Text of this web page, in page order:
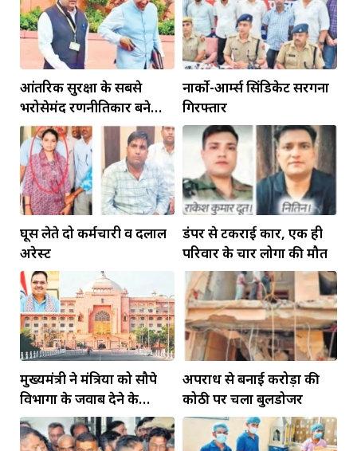
आंतरिक सुरक्षा के सबसे
भरोसेमंद रणनीतिकार बने
रहेंगे गोविंद मोहन
नार्को-आर्म्स सिंडिकेट सरगना
गिरफ्तार
घूस लेते दो कर्मचारी व दलाल
अरेस्ट
डंपर से टकराई कार, एक ही
परिवार के चार लोगों की मौत
मुख्यमंत्री ने मंत्रियों को सौपे
विभागों के जवाब देने के
दायित्व
अपराध से बनाई करोड़ों की
कोठी पर चला बुलडोजर